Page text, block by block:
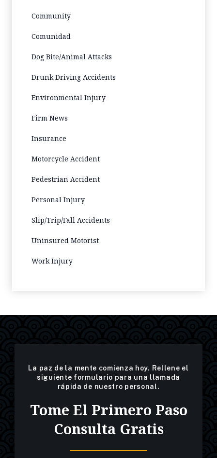
Community
Comunidad
Dog Bite/Animal Attacks
Drunk Driving Accidents
Environmental Injury
Firm News
Insurance
Motorcycle Accident
Pedestrian Accident
Personal Injury
Slip/Trip/Fall Accidents
Uninsured Motorist
Work Injury
La paz de la mente comienza hoy. Rellene el
siguiente formulario para una llamada
rápida de nuestro personal.
Tome El Primero Paso
Consulta Gratis